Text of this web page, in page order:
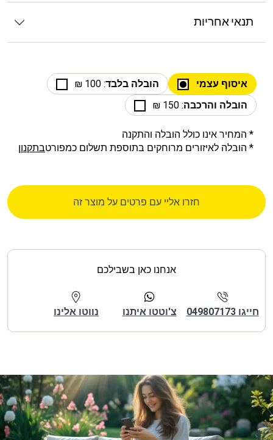
תנאי אחריות
איסוף עצמי הובלה בלבד: 100 ₪
הובלה והרכבה: 150 ₪
* המחיר אינו כולל הובלה והתקנה
* הובלה לאיזורים מרוחקים בתוספת תשלום כמפורטבתקנון
חזרו אליי עם פרטים על מוצר זה
אנחנו כאן בשבילכם
חייגו 049807173 צ'וטטו איתנו נווטו אלינו